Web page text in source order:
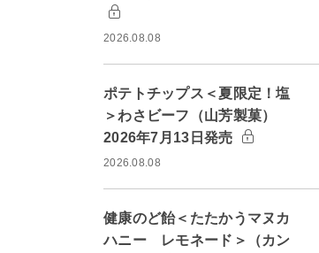
2026.08.08
ポテトチップス＜夏限定！塩
＞わさビーフ（山芳製菓）
2026年7月13日発売
2026.08.08
健康のど飴＜たたかうマヌカ
ハニー レモネード＞（カン